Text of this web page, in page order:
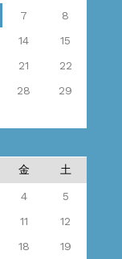
7
8
14
15
21
22
28
29
金 土
4
5
11
12
18
19